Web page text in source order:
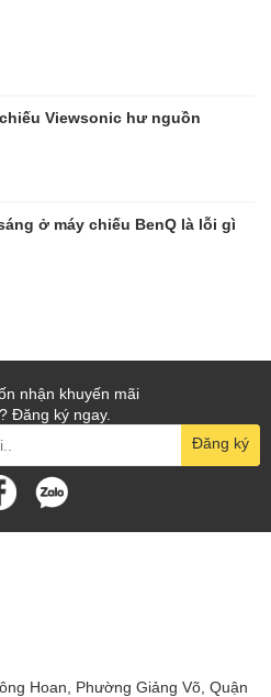
Viewsonic hư nguồn
ở máy chiếu BenQ là lỗi gì
nhận khuyến mãi
Đăng ký ngay.
Đăng ký
Hoan, Phường Giảng Võ, Quận